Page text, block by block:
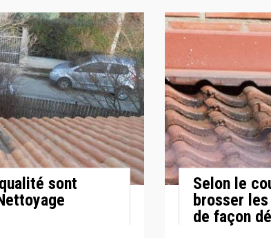
sont
Selon le
brosser
de façon